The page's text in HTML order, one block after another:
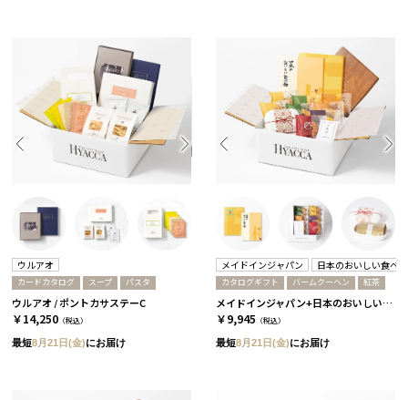
ウルアオ
カードカタログ スープ パスタ
ウルアオ / ポントカサステーC
￥14,250 （税込）
最短8月21日(金)にお届け
メイドインジャパン 日本のおいしい食べ物
カタログギフト バームクーヘン 紅茶
メイドインジャパン+日本のおいしい食べ物 / MJ10+藍
￥9,945 （税込）
最短8月21日(金)にお届け